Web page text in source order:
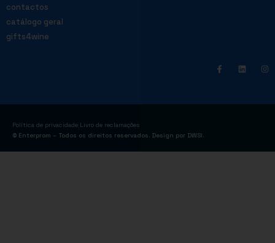
contactos
catálogo geral
gifts4wine
Política de privacidade Livro de reclamações
© Enterprom – Todos os direitos reservados. Design por DWSI.